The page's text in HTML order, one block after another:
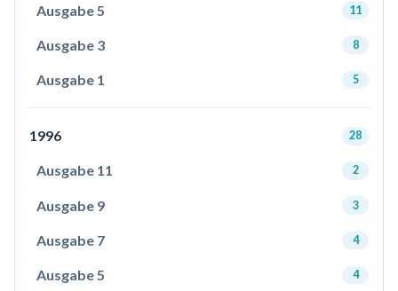
Ausgabe 5 11
Ausgabe 3 8
Ausgabe 1 5
1996 28
Ausgabe 11 2
Ausgabe 9 3
Ausgabe 7 4
Ausgabe 5 4